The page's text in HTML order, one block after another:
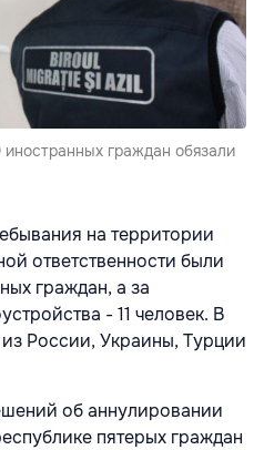
граждан обязали
на территории
ответственности были
граждан, а за
- 11 человек. В
России, Украины, Турции
об аннулировании
пятерых граждан